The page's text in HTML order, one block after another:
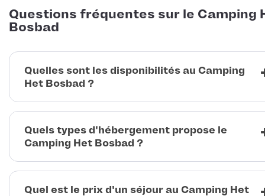
Questions fréquentes sur le Camping
Bosbad
Quelles sont les disponibilités au Camping
Het Bosbad ?
Quels types d'hébergement propose le
Camping Het Bosbad ?
Quel est le prix d'un séjour au Camping Het